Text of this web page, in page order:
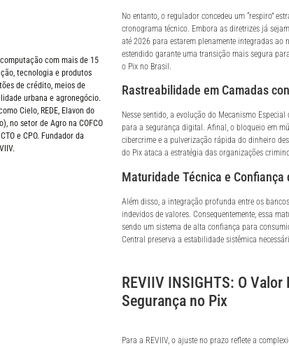
com mais de 15
tecnologia e produtos
de crédito, meios de
urbana e agronegócio.
Cielo, REDE, Elavon do
no setor de Agro na COFCO
e CPO. Fundador da
No entanto, o regulador concedeu um “respiro”
cronograma técnico. Embora as diretrizes já
até 2026 para estarem plenamente integradas ao
estendido garante uma transição mais segura
o Pix no Brasil.
Rastreabilidade em Camadas
Nesse sentido, a evolução do Mecanismo
para a segurança digital. Afinal, o bloqueio em
cibercrime e a pulverização rápida do dinheiro
do Pix ataca a estratégia das organizações
Maturidade Técnica e Confiança
Além disso, a integração profunda entre os
indevidos de valores. Consequentemente, essa
sendo um sistema de alta confiança para
Central preserva a estabilidade sistêmica
REVIIV INSIGHTS: O
Segurança no Pix
Para a REVIIV, o ajuste no prazo reflete a